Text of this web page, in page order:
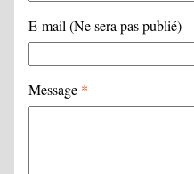
E-mail (Ne sera pas publié)
Message *